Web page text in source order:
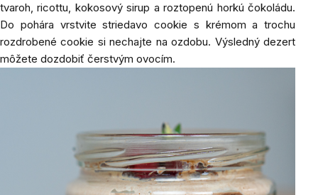
tvaroh, ricottu, kokosový sirup a roztopenú horkú čokoládu.
Do pohára vrstvite striedavo cookie s krémom a trochu
rozdrobené cookie si nechajte na ozdobu. Výsledný dezert
môžete dozdobiť čerstvým ovocím.